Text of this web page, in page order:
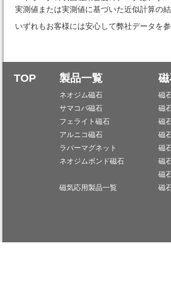
実測値または実測値に基づいた近似計算の
いずれもお客様には安心して弊社データを
TOP 製品一覧
ネオジム磁石
サマコバ磁石
フェライト磁石
アルニコ磁石
ラバーマグネット
ネオジムボンド磁石
磁気応用製品一覧
磁
磁
磁
磁
磁
磁
磁
磁